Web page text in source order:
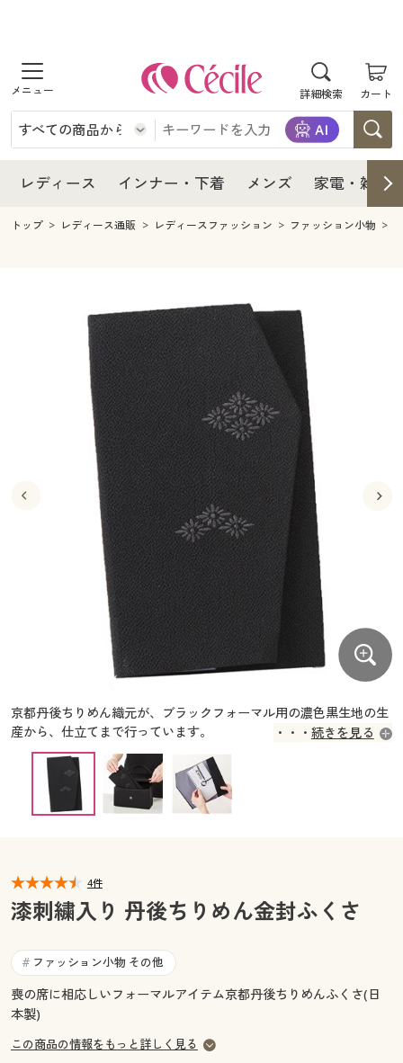
詳細検索 カート
商品を探す
レディース
レディースファッション
インナー・下着
インナー・下着通販すべて
メンズ下着
ジュニア・ティーンズ下着
メンズ
メンズファッション
家電・雑貨すべて
キッチン・雑貨・日用品
寝具・インテリア・家具
寝具・インテリア・家具通販すべて
寝具・ベッド
カーテン・ラグ・ファブリック
美容・健康
美容・健康通販すべて
美容・健康・サプリメント
制服・スクール
制服・スクールすべて
制服・学生服
ジュニア・ティーンズ下着
大きいサイズ
大きいサイズ通販すべて
大きいサイズ レディース服
大きいサイズ レディース下着
大きいサイズ メンズ
大きいサイズ 事務・制服
バーゲンセール
シークレットセール
商品カテゴリ一覧
カタログ・チラシからのご注文
デジタルカタログ
カタログ無料プレゼント
マイページ
閲覧履歴
お気に入り
サポート
レディース インナー・下着 メンズ 家電・雑貨
レディース
レディース通販すべて
レディースファッション
インナー・下着
インナー・下着通販すべて
ジュニア・ティーンズ下着
メンズ
メンズ下着
キッチン・雑貨・日用品
寝具・インテリア・家具通販すべて
寝具・ベッド
カーテン・ラグ・ファブリック
美容・健康
美容・健康通販すべて
美容・健康・サプリメント
制服・スクール
制服・スクールすべて
制服・学生服
ジュニア・ティーンズ下着
大きいサイズ
大きいサイズ通販すべて
大きいサイズ レディース服
大きいサイズ レディース下着
大きいサイズ メンズ
大きいサイズ 事務・制服
バーゲンセール
シークレットセール
商品カテゴリ一覧
カタログ・チラシからのご注文
カタログ無料プレゼント
会員メニュー
閲覧履歴
サポート
ご利用ガイド
トップ レディース通販 レディースファッション ファッション小物
京都丹後ちりめん織元が、ブラックフォーマル用の濃色黒生地の生
産から、仕立てまで行っています。
※裏面に刺繍はありません。
続きを見る
4件
漆刺繍入り 丹後ちりめん金封ふくさ
# ファッション小物 その他
喪の席に相応しいフォーマルアイテム京都丹後ちりめんふくさ(日
本製)
この商品の情報をもっと詳しく見る